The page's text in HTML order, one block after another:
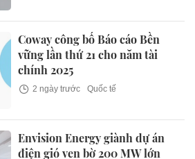
Coway công bố Báo cáo Bền
vững lần thứ 21 cho năm tài
chính 2025
2 ngày trước Quốc tế
Envision Energy giành dự án
điện gió ven bờ 200 MW lớn